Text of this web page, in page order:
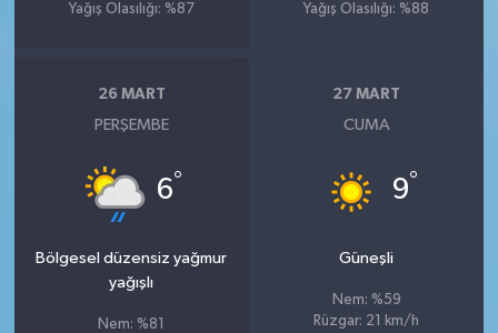
Yağış Olasılığı: %87
Yağış Olasılığı: %88
26 MART
PERŞEMBE
6°
Bölgesel düzensiz yağmur
yağışlı
Nem: %81
27 MART
CUMA
9°
Güneşli
Nem: %59
Rüzgar: 21 km/h